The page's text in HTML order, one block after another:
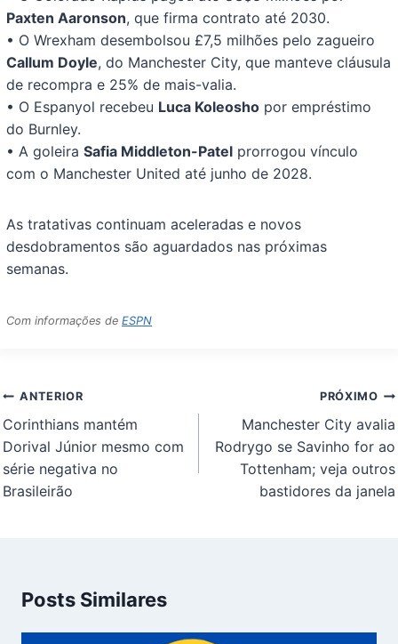
Paxten Aaronson, que firma contrato até 2030.
• O Wrexham desembolsou £7,5 milhões pelo zagueiro
Callum Doyle, do Manchester City, que manteve cláusula
de recompra e 25% de mais-valia.
• O Espanyol recebeu Luca Koleosho por empréstimo
do Burnley.
• A goleiraSafia Middleton-Patel prorrogou vínculo
com o Manchester United até junho de 2028.
As tratativas continuam aceleradas e novos
desdobramentos são aguardados nas próximas
semanas.
Com informações deESPN
Navegação
de
Post
ANTERIOR
Corinthians mantém
Dorival Júnior mesmo com
série negativa no
Brasileirão
PRÓXIMO
Manchester City avalia
Rodrygo se Savinho for ao
Tottenham; veja outros
bastidores da janela
Posts Similares